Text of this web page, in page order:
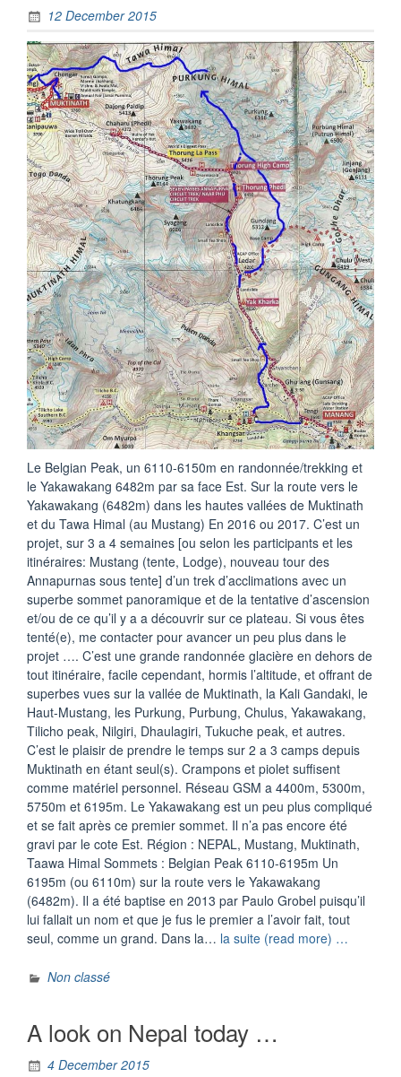
12 December 2015
Le Belgian Peak, un 6110-6150m en randonnée/trekking et
le Yakawakang 6482m par sa face Est. Sur la route vers le
Yakawakang (6482m) dans les hautes vallées de Muktinath
et du Tawa Himal (au Mustang) En 2016 ou 2017. C’est un
projet, sur 3 a 4 semaines [ou selon les participants et les
itinéraires: Mustang (tente, Lodge), nouveau tour des
Annapurnas sous tente] d’un trek d’acclimations avec un
superbe sommet panoramique et de la tentative d’ascension
et/ou de ce qu’il y a a découvrir sur ce plateau. Si vous êtes
tenté(e), me contacter pour avancer un peu plus dans le
projet …. C’est une grande randonnée glacière en dehors de
tout itinéraire, facile cependant, hormis l’altitude, et offrant de
superbes vues sur la vallée de Muktinath, la Kali Gandaki, le
Haut-Mustang, les Purkung, Purbung, Chulus, Yakawakang,
Tilicho peak, Nilgiri, Dhaulagiri, Tukuche peak, et autres.
C’est le plaisir de prendre le temps sur 2 a 3 camps depuis
Muktinath en étant seul(s). Crampons et piolet suffisent
comme matériel personnel. Réseau GSM a 4400m, 5300m,
5750m et 6195m. Le Yakawakang est un peu plus compliqué
et se fait après ce premier sommet. Il n’a pas encore été
gravi par le cote Est. Région : NEPAL, Mustang, Muktinath,
Taawa Himal Sommets : Belgian Peak 6110-6195m Un
6195m (ou 6110m) sur la route vers le Yakawakang
(6482m). Il a été baptise en 2013 par Paulo Grobel puisqu’il
lui fallait un nom et que je fus le premier a l’avoir fait, tout
seul, comme un grand. Dans la… la suite (read more) …
Non classé
A look on Nepal today …
4 December 2015